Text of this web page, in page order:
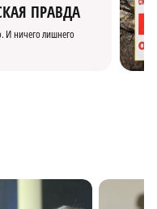
ПРАВДА
И ничего лишнего